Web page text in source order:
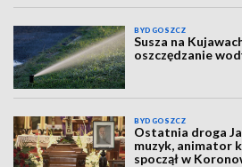
BYDGOSZCZ
Susza na
oszczędzanie
BYDGOSZCZ
Ostatnia droga
muzyk, animator
spoczął w